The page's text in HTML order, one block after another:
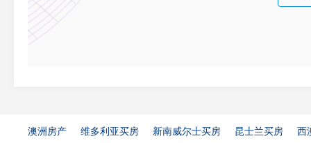
澳洲房产 维多利亚买房 新南威尔士买房 昆士兰买房 西